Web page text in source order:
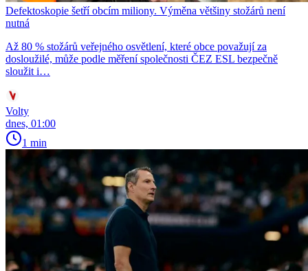
Defektoskopie šetří obcím miliony. Výměna většiny stožárů není
nutná
Až 80 % stožárů veřejného osvětlení, které obce považují za
dosloužilé, může podle měření společnosti ČEZ ESL bezpečně
sloužit i…
Volty
dnes, 01:00
1 min